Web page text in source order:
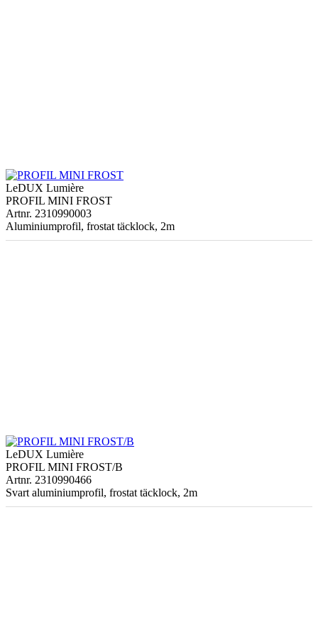
LeDUX Lumière
PROFIL MINI FROST
Artnr. 2310990003
Aluminiumprofil, frostat täcklock, 2m
LeDUX Lumière
PROFIL MINI FROST/B
Artnr. 2310990466
Svart aluminiumprofil, frostat täcklock, 2m